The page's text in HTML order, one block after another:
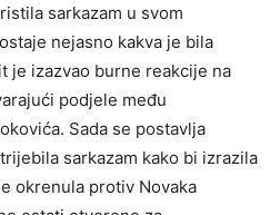
sarkazam u svom
nejasno kakva je bila
je izazvao burne reakcije na
podjele među
Sada se postavlja
sarkazam kako bi izrazila
okrenula protiv Novaka